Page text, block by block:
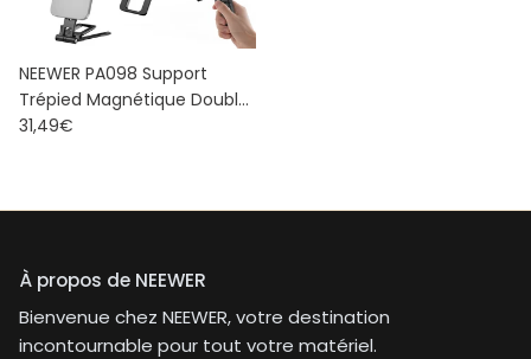
NEEWER PA098 Support
Trépied Magnétique Double
pour Phone
Prix habituel
31,49€
À propos de NEEWER
Bienvenue chez NEEWER, votre destination
incontournable pour tout votre matériel.